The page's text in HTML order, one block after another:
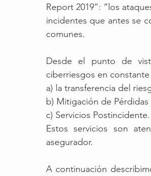
Report 2019”: “los
incidentes que antes se
comunes.
Desde el punto de
ciberriesgos en
a) la transferencia del
b) Mitigación de Pérdidas
c) Servicios Postincidente.
Estos servicios son
asegurador.
A continuación